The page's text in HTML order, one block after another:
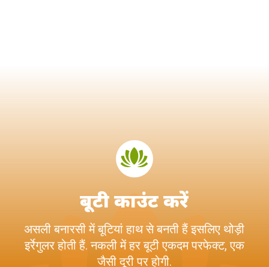
बूटी काउंट करें
असली बनारसी में बूटियां हाथ से बनती हैं इसलिए थोड़ी
इर्रेगुलर होती हैं. नकली में हर बूटी एकदम परफेक्ट, एक
जैसी दूरी पर होगी.